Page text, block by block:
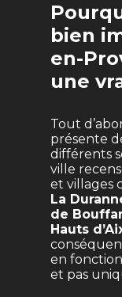
bien
en-
une
Tout
présente
différents
ville
et villages
La
de
Hauts
en
et pas